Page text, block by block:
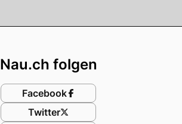
Nau.ch folgen
Facebook
Twitter